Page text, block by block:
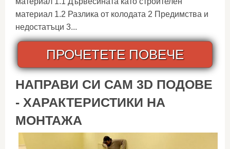
материал 1.2 Разлика от колодата 2 Предимства и
недостатъци 3...
ПРОЧЕТЕТЕ ПОВЕЧЕ
НАПРАВИ СИ САМ 3D ПОДОВЕ
- ХАРАКТЕРИСТИКИ НА
МОНТАЖА